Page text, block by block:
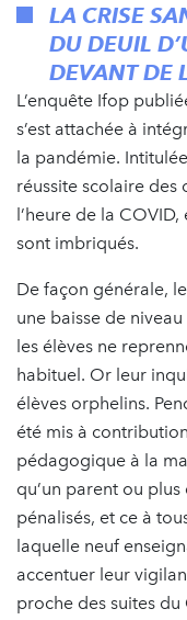
LA CRISE
DU DEUIL
DEVANT DE
L’enquête Ifop
s’est attachée à
la pandémie.
réussite scolaire des
l’heure de la
sont imbriqués.
De façon générale,
une baisse de
les élèves ne
habituel. Or leur
élèves orphelins.
été mis à
pédagogique à la
qu’un parent ou
pénalisés, et ce à
laquelle neuf
accentuer leur
proche des suites